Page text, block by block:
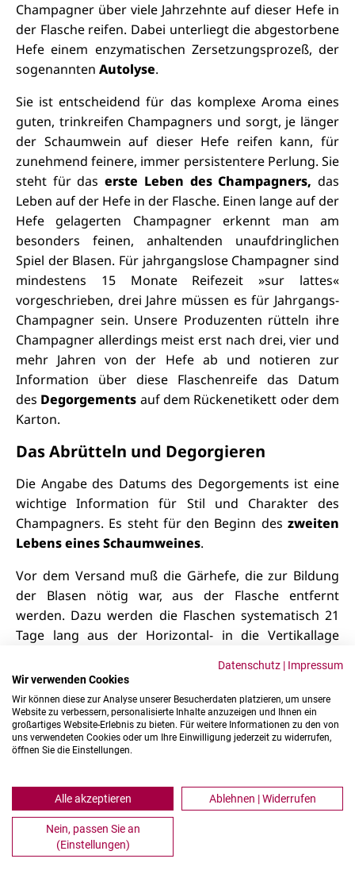
Champagner über viele Jahrzehnte auf dieser Hefe in
der Flasche reifen. Dabei unterliegt die abgestorbene
Hefe einem enzymatischen Zersetzungsprozeß, der
sogenannten Autolyse.
Sie ist entscheidend für das komplexe Aroma eines
guten, trinkreifen Champagners und sorgt, je länger
der Schaumwein auf dieser Hefe reifen kann, für
zunehmend feinere, immer persistentere Perlung. Sie
steht für daserste Leben des Champagners,das
Leben auf der Hefe in der Flasche. Einen lange auf der
Hefe gelagerten Champagner erkennt man am
besonders feinen, anhaltenden unaufdringlichen
Spiel der Blasen. Für jahrgangslose Champagner sind
mindestens 15 Monate Reifezeit »sur lattes«
vorgeschrieben, drei Jahre müssen es für Jahrgangs-
Champagner sein. Unsere Produzenten rütteln ihre
Champagner allerdings meist erst nach drei, vier und
mehr Jahren von der Hefe ab und notieren zur
Information über diese Flaschenreife das Datum
des Degorgements auf dem Rückenetikett oder dem
Karton.
Das Abrütteln und Degorgieren
Die Angabe des Datums des Degorgements ist eine
wichtige Information für Stil und Charakter des
Champagners. Es steht für den Beginn des zweiten
Lebens eines Schaumweines.
Vor dem Versand muß die Gärhefe, die zur Bildung
der Blasen nötig war, aus der Flasche entfernt
werden. Dazu werden die Flaschen systematisch 21
Tage lang aus der Horizontal- in die Vertikallage
computergesteuerten Rüttelns in großen
würfelförmigen Drahtkäfigen. Bis die Flaschen
senkrecht stehen, hat sich die Hefe im Flaschenhals
gesammelt. Dieser wird so durch ein Eisbad bewegt,
daß die Hefe zum Pfropf gefriert. Wenn der
durch den Überdruck aus der Flasche und befreit so
den Wein von der Hefe der zweiten Gärung.Diesen
Prozeß nennt man Degorgieren.
Datenschutz | Impressum
Wir verwenden Cookies
Wir können diese zur Analyse unserer Besucherdaten platzieren, um unsere
Website zu verbessern, personalisierte Inhalte anzuzeigen und Ihnen ein
großartiges Website-Erlebnis zu bieten. Für weitere Informationen zu den von
uns verwendeten Cookies oder um Ihre Einwilligung jederzeit zu widerrufen,
öffnen Sie die Einstellungen.
Alle akzeptieren Ablehnen | Widerrufen
Nein, passen Sie an
(Einstellungen)